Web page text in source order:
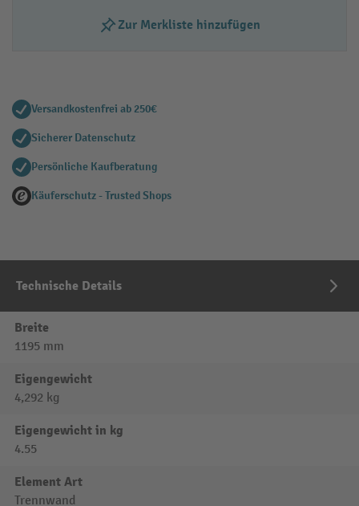
Zur Merkliste hinzufügen
Versandkostenfrei ab 250€
Sicherer Datenschutz
Persönliche Kaufberatung
Käuferschutz - Trusted Shops
Technische Details
Breite
1195 mm
Eigengewicht
4,292 kg
Eigengewicht in kg
4.55
Element Art
Trennwand